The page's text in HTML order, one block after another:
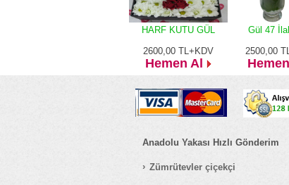
HARF KUTU GÜL
2600,00 TL+KDV
Hemen Al
Gül 47
2500,00
Anadolu Yakası Hızlı Gönderim
Zümrütevler çiçekçi